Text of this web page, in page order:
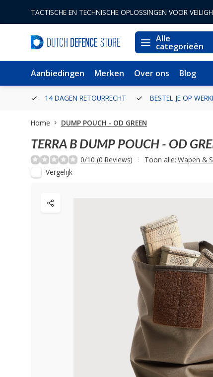
TACTISCHE EN TECHNISCHE OPLOSSINGEN VOOR
Alle
categorieën
Aanbiedingen Merken Over ons Blog
14 DAGEN RETOURRECHT BESTEL JE OP
Home DUMP POUCH - OD GREEN
TERRA B DUMP POUCH - OD
0/10 (0 Reviews) Toon alle: Wapen &
Vergelijk